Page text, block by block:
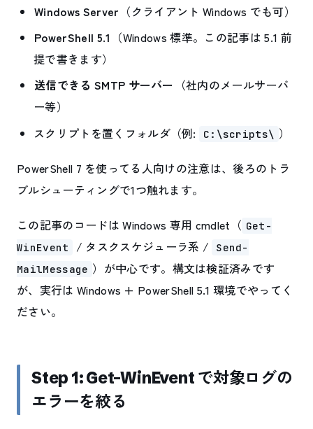
Windows Server （クライアント Windows でも可）
PowerShell 5.1 （Windows 標準。この記事は 5.1 前
提で書きます）
送信できる SMTP サーバー
（社内のメールサーバ
ー等）
スクリプトを置くフォルダ（例:
C:\scripts\ ）
PowerShell 7 を使ってる人向けの注意は、後ろのトラ
ブルシューティングで1つ触れます。
この記事のコードは Windows 専用 cmdlet（ Get-
WinEvent
/ タスクスケジューラ系 /
Send-
MailMessage ）が中心です。構文は検証済みです
が、実行は Windows + PowerShell 5.1 環境でやってく
ださい。
Step 1: Get-WinEvent で対象ログの
エラーを絞る